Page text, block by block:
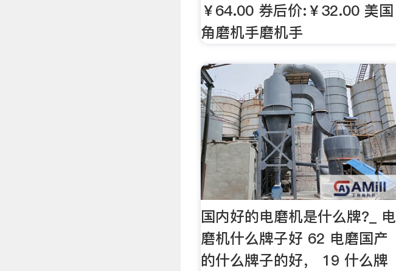
￥64.00 券后价:￥32.00 美国
角磨机手磨机手
国内好的电磨机是什么牌?_ 电
磨机什么牌子好 62 电磨国产
的什么牌子的好， 19 什么牌